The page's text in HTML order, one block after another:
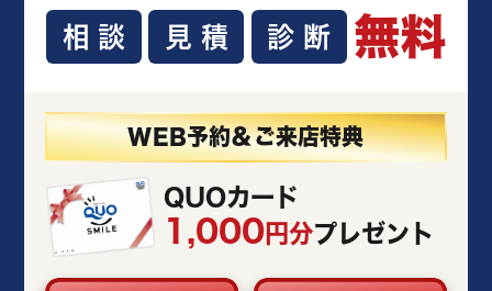
相談 見積 診断 無料
WEB予約＆ご来店特典
QUOカード
1,000円分プレゼント